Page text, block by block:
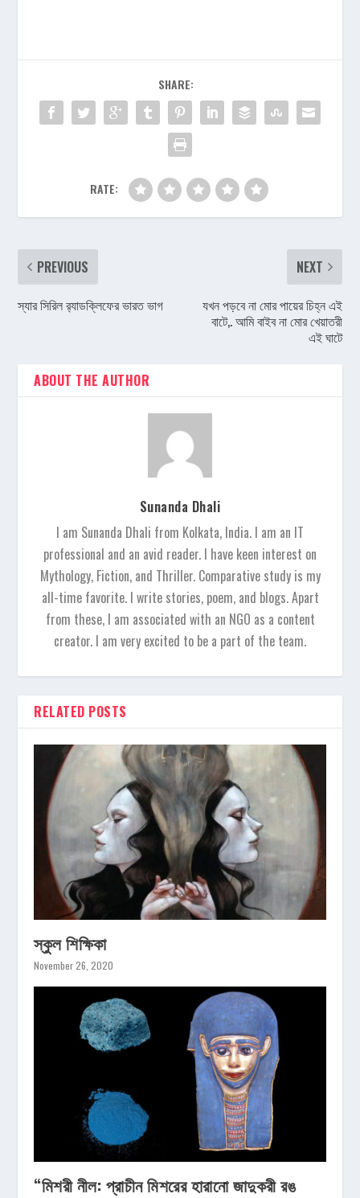
SHARE:
RATE:
PREVIOUS
স্যার সিরিল র‍্যাডক্লিফের ভারত ভাগ
NEXT
যখন পড়বে না মোর পায়ের চিহ্ন এই
বাটে,. আমি বাইব না মোর খেয়াতরী
এই ঘাটে
ABOUT THE AUTHOR
Sunanda Dhali
I am Sunanda Dhali from Kolkata, India. I am an IT
professional and an avid reader. I have keen interest on
Mythology, Fiction, and Thriller. Comparative study is my
all-time favorite. I write stories, poem, and blogs. Apart
from these, I am associated with an NGO as a content
creator. I am very excited to be a part of the team.
RELATED POSTS
স্কুল শিক্ষিকা
November 26, 2020
“মিশরী নীল: প্রাচীন মিশরের হারানো জাদুকরী রঙ